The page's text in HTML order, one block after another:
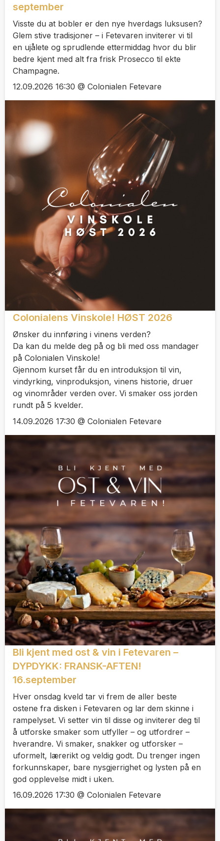
september
Visste du at bobler er den nye hverdags luksusen?
Glem stive tradisjoner – i Fetevaren inviterer vi til
en ujålete og sprudlende ettermiddag hvor du blir
bedre kjent med alt fra frisk Prosecco til ekte
Champagne.
12.09.2026 16:30 @ Colonialen Fetevare
Colonialens Vinskole! HØST 2026
Ønsker du innføring i vinens verden?
Da kan du melde deg på og bli med oss mandager
på Colonialen Vinskole!
Gjennom kurset får du en introduksjon til vin,
vindyrking, vinproduksjon, vinens historie, druer
og vinområder verden over. Vi smaker oss jorden
rundt på 5 kvelder.
14.09.2026 17:30 @ Colonialen Fetevare
Bli kjent med ost & vin i Fetevaren –
DYPDYKK: FRANSK-AFTEN!
16.september
Hver onsdag kveld tar vi frem de aller beste
ostene fra disken i Fetevaren og lar dem skinne i
rampelyset. Vi setter vin til disse og inviterer deg til
å utforske smaker som utfyller – og utfordrer –
hverandre. Vi smaker, snakker og utforsker –
uformelt, lærerikt og veldig godt. Du trenger ingen
forkunnskaper, bare nysgjerrighet og lysten på en
god opplevelse midt i uken.
16.09.2026 17:30 @ Colonialen Fetevare